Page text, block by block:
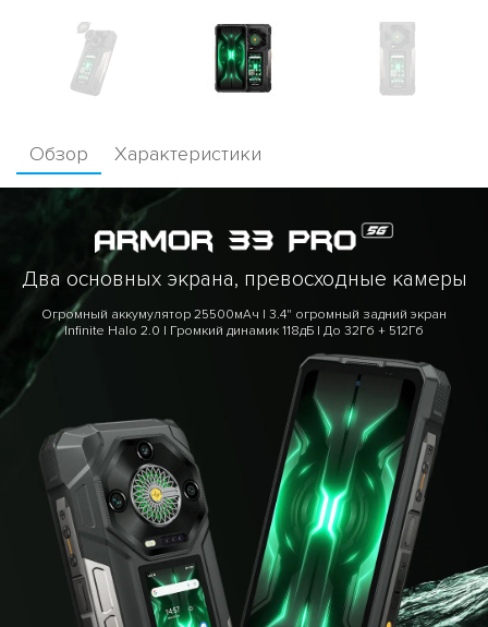
Обзор Характеристики
Два основных экрана, превосходные камеры
Огромный аккумулятор 25500мАч | 3.4" огромный задний экран
Infinite Halo 2.0 | Громкий динамик 118дБ | До 32Гб + 512Гб